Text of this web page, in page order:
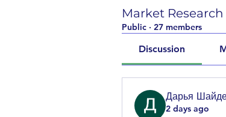
Market
Public · 27 members
Discussion
Дарья
2 days ago